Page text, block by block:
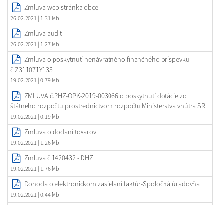
Zmluva web stránka obce
26.02.2021 | 1.31 Mb
Zmluva audit
26.02.2021 | 1.27 Mb
Zmluva o poskytnutí nenávratného finančného príspevku
č.Z311071Y133
19.02.2021 | 0.79 Mb
ZMLUVA č.PHZ-OPK-2019-003066 o poskytnutí dotácie zo
štátneho rozpočtu prostrednictvom rozpočtu Ministerstva vnútra SR
19.02.2021 | 0.19 Mb
Zmluva o dodaní tovarov
19.02.2021 | 1.26 Mb
Zmluva č.1420432 - DHZ
19.02.2021 | 1.76 Mb
Dohoda o elektronickom zasielaní faktúr-Spoločná úradovňa
19.02.2021 | 0.44 Mb